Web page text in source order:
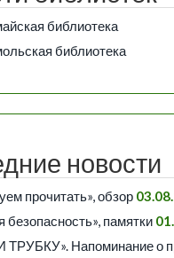
библиотека
библиотека
новости
прочитать», обзор
безопасность», памятки
ТРУБКУ». Напоминание о